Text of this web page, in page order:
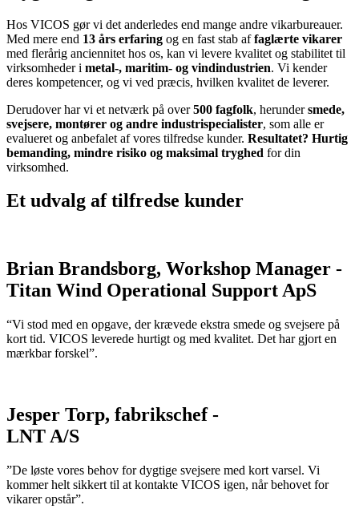
Hos VICOS gør vi det anderledes end mange andre vikarbureauer.
Med mere end 13 års erfaring og en fast stab affaglærte vikarer
med flerårig anciennitet hos os, kan vi levere kvalitet og stabilitet til
virksomheder i metal-, maritim- og vindindustrien. Vi kender
deres kompetencer, og vi ved præcis, hvilken kvalitet de leverer.
Derudover har vi et netværk på over500 fagfolk, herundersmede,
svejsere, montører og andre industrispecialister, som alle er
evalueret og anbefalet af vores tilfredse kunder. Resultatet? Hurtig
bemanding, mindre risiko og maksimal tryghed for din
virksomhed.
Et udvalg af tilfredse kunder
Brian Brandsborg, Workshop Manager -
Titan Wind Operational Support ApS
“Vi stod med en opgave, der krævede ekstra smede og svejsere på
kort tid. VICOS leverede hurtigt og med kvalitet. Det har gjort en
mærkbar forskel”.
Jesper Torp, fabrikschef -
LNT A/S
”De løste vores behov for dygtige svejsere med kort varsel. Vi
kommer helt sikkert til at kontakte VICOS igen, når behovet for
vikarer opstår”.